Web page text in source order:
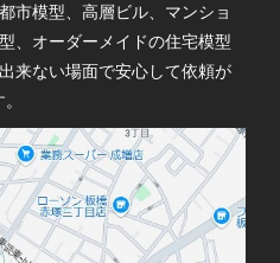
市模型、高層ビル、マンショ
、オーダーメイドの住宅模型
来ない場面で安心して依頼が